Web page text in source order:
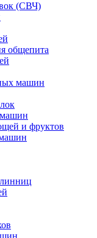
(СВЧ)
общепита
машин
машин
и фруктов